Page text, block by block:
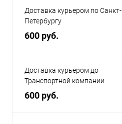
Доставка курьером по Санкт-
Петербургу
600 руб.
Доставка курьером до
Транспортной компании
600 руб.